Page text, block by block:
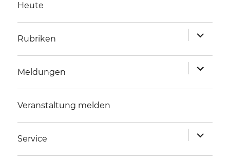
Heute
Rubriken
anzeigen
Meldungen
anzeigen
Veranstaltung melden
Service
anzeigen